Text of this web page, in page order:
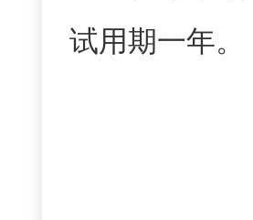
试用期一年。